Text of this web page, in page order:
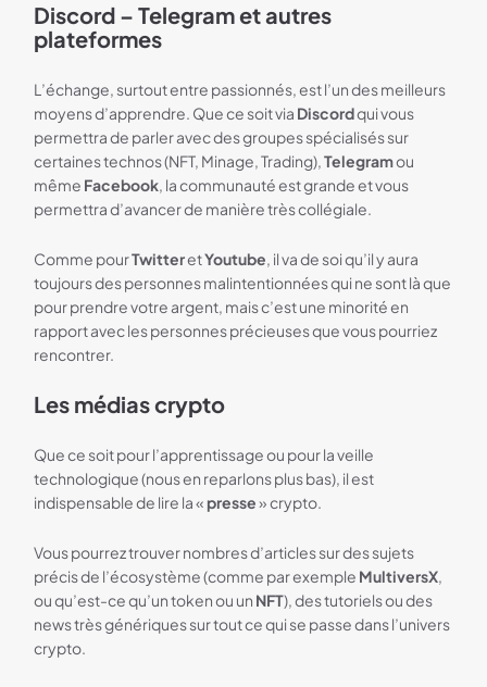
Discord – Telegram et autres
plateformes
L’échange, surtout entre passionnés, est l’un des meilleurs
moyens d’apprendre. Que ce soit via Discordqui vous
permettra de parler avec des groupes spécialisés sur
certaines technos (NFT, Minage, Trading),Telegramou
même Facebook, la communauté est grande et vous
permettra d’avancer de manière très collégiale.
Comme pourTwitteretYoutube, il va de soi qu’il y aura
toujours des personnes malintentionnées qui ne sont là que
pour prendre votre argent, mais c’est une minorité en
rapport avec les personnes précieuses que vous pourriez
rencontrer.
Les médias crypto
Que ce soit pour l’apprentissage ou pour la veille
technologique (nous en reparlons plus bas), il est
indispensable de lire la « presse» crypto.
Vous pourrez trouver nombres d’articles sur des sujets
précis de l’écosystème (comme par exemple MultiversX,
ou qu’est-ce qu’un token ou un NFT), des tutoriels ou des
news très génériques sur tout ce qui se passe dans l’univers
crypto.